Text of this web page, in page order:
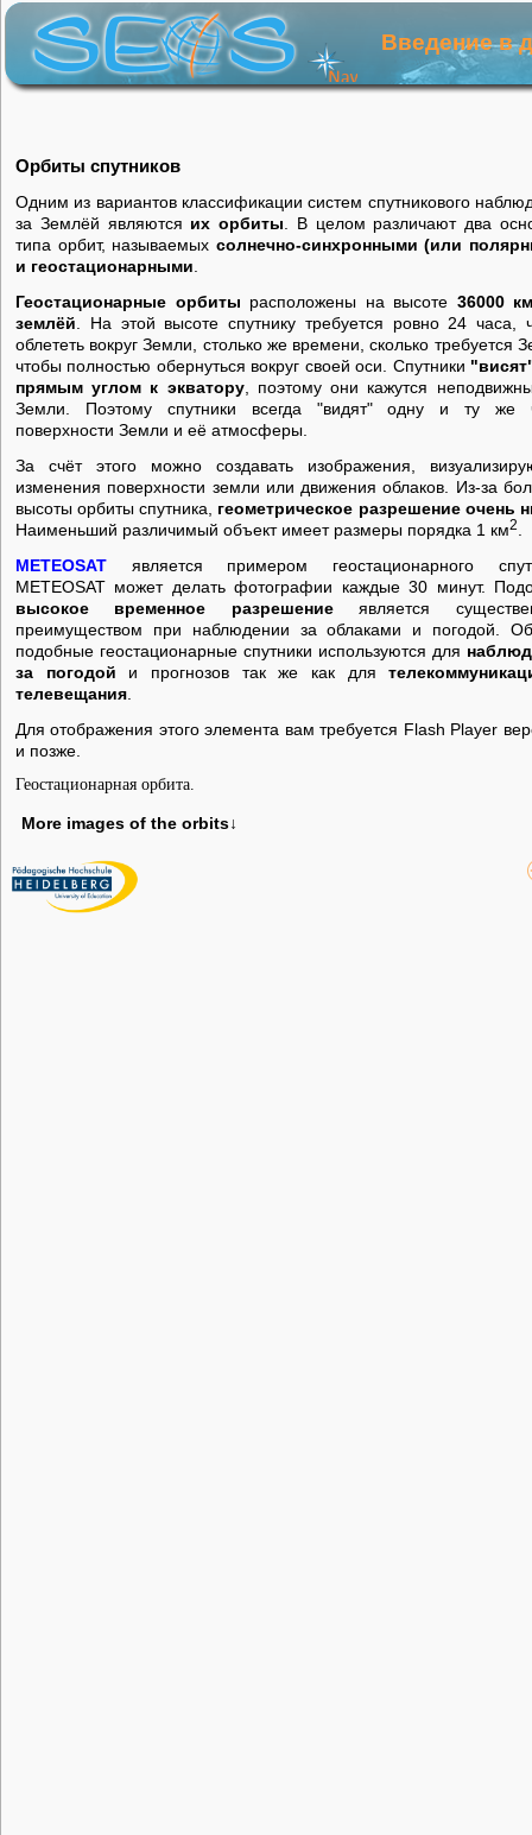
Введение в
Орбиты спутников
Одним из вариантов классификации систем спутникового
за Землёй являются их орбиты . В целом различают два
типа орбит, называемых солнечно-синхронными (или
и геостационарными
Геостационарные орбиты расположены на высоте 36000
землёй . На этой высоте спутнику требуется ровно 24 часа,
облететь вокруг Земли, столько же времени, сколько требуется
чтобы полностью обернуться вокруг своей оси. Спутники
прямым углом к экватору, поэтому они кажутся
Земли. Поэтому спутники всегда "видят" одну и ту же
поверхности Земли и её атмосферы.
За счёт этого можно создавать изображения,
изменения поверхности земли или движения облаков. Из-за
высоты орбиты спутника, геометрическое разрешение очень
Наименьший различимый объект имеет размеры порядка 1 км2
METEOSAT
является примером геостационарного
METEOSAT может делать фотографии каждые 30 минут.
высокое временное разрешениеявляется
преимуществом при наблюдении за облаками и погодой.
подобные геостационарные спутники используются для
за погодой и прогнозов так же как для
телевещания
Для отображения этого элемента вам требуется Flash Player
и позже.
Геостационарная орбита.
More images of the orbits↓